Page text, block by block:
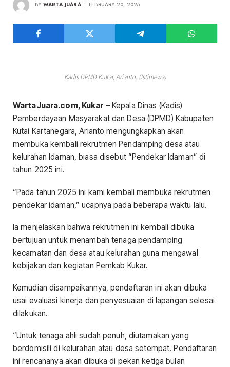
BY WARTA JUARA FEBRUARY 20, 2025
Kadis DPMD Kukar, Arianto. (Istimewa)
WartaJuara.com, Kukar – Kepala Dinas (Kadis)
Pemberdayaan Masyarakat dan Desa (DPMD) Kabupaten
Kutai Kartanegara, Arianto mengungkapkan akan
membuka kembali rekrutmen Pendamping desa atau
kelurahan Idaman, biasa disebut “Pendekar Idaman” di
tahun 2025 ini.
“Pada tahun 2025 ini kami kembali membuka rekrutmen
pendekar idaman,” ucapnya pada beberapa waktu lalu.
Ia menjelaskan bahwa rekrutmen ini kembali dibuka
bertujuan untuk menambah tenaga pendamping
kecamatan dan desa atau kelurahan guna mengawal
kebijakan dan kegiatan Pemkab Kukar.
Kemudian disampaikannya, pendaftaran ini akan dibuka
usai evaluasi kinerja dan penyesuaian di lapangan selesai
dilakukan.
“Untuk tenaga ahli sudah penuh, diutamakan yang
berdomisili di kelurahan atau desa setempat. Pendaftaran
ini rencananya akan dibuka di pekan ketiga bulan